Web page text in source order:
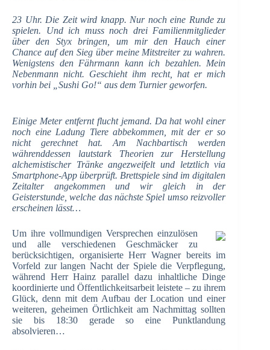
23 Uhr. Die Zeit wird knapp. Nur noch eine Runde zu
spielen. Und ich muss noch drei Familienmitglieder
über den Styx bringen, um mir den Hauch einer
Chance auf den Sieg über meine Mitstreiter zu wahren.
Wenigstens den Fährmann kann ich bezahlen. Mein
Nebenmann nicht. Geschieht ihm recht, hat er mich
vorhin bei „Sushi Go!“ aus dem Turnier geworfen.
Einige Meter entfernt flucht jemand. Da hat wohl einer
noch eine Ladung Tiere abbekommen, mit der er so
nicht gerechnet hat. Am Nachbartisch werden
währenddessen lautstark Theorien zur Herstellung
alchemistischer Tränke angezweifelt und letztlich via
Smartphone-App überprüft. Brettspiele sind im digitalen
Zeitalter angekommen und wir gleich in der
Geisterstunde, welche das nächste Spiel umso reizvoller
erscheinen lässt…
Um ihre vollmundigen Versprechen einzulösen
und alle verschiedenen Geschmäcker zu
berücksichtigen, organisierte Herr Wagner bereits im
Vorfeld zur langen Nacht der Spiele die Verpflegung,
während Herr Hainz parallel dazu inhaltliche Dinge
koordinierte und Öffentlichkeitsarbeit leistete – zu ihrem
Glück, denn mit dem Aufbau der Location und einer
weiteren, geheimen Örtlichkeit am Nachmittag sollten
sie bis 18:30 gerade so eine Punktlandung
absolvieren…